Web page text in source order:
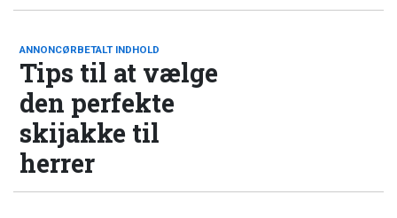
ANNONCØRBETALT INDHOLD
Tips til at vælge
den perfekte
skijakke til
herrer